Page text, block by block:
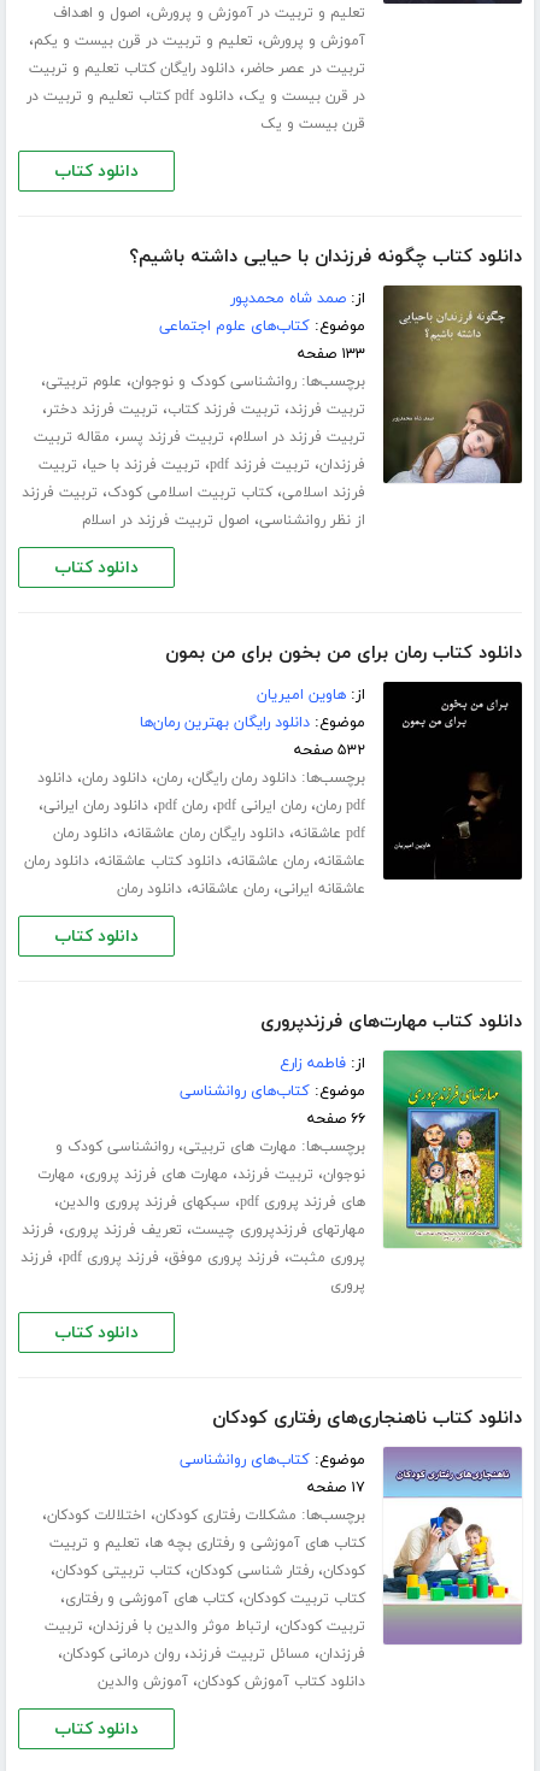
تعلیم و تربیت در آموزش و پرورش، اصول و اهداف
آموزش و پرورش، تعلیم و تربیت در قرن بیست و یکم،
تربیت در عصر حاضر،دانلود رایگان کتاب تعلیم و تربیت
در قرن بیست و یک،
دانلود pdf کتاب تعلیم و تربیت در
قرن بیست و یک
دانلود کتاب
دانلود کتاب چگونه فرزندان با حیایی داشته باشیم؟
از:صمد شاه محمدپور
موضوع:کتاب‌های علوم اجتماعی
۱۳۳ صفحه
برچسب‌ها:روانشناسی کودک و نوجوان، علوم تربیتی،
تربیت فرزند، تربیت فرزند کتاب، تربیت فرزند دختر،
تربیت فرزند در اسلام، تربیت فرزند پسر، مقاله تربیت
فرزندان، تربیت فرزند pdf ، تربیت فرزند با حیا، تربیت
فرزند اسلامی،کتاب تربیت اسلامی کودک، تربیت فرزند
از نظر روانشناسی، اصول تربیت فرزند در اسلام
دانلود کتاب
دانلود کتاب رمان برای من بخون برای من بمون
از:هاوین امیریان
موضوع:دانلود رایگان بهترین رمان‌ها
۵۳۲ صفحه
برچسب‌ها:دانلود رمان رایگان،رمان،دانلود رمان،دانلود
pdf رمان
،رمان ایرانی pdf ،رمان pdf ،دانلود رمان ایرانی،
pdf عاشقانه ،دانلود رایگان رمان عاشقانه،دانلود رمان
عاشقانه،رمان عاشقانه،دانلود کتاب عاشقانه،دانلود رمان
عاشقانه ایرانی،رمان عاشقانه،دانلود رمان
دانلود کتاب
دانلود کتاب مهارت‌های فرزندپروری
از:فاطمه زارع
موضوع:کتاب‌های روانشناسی
۶۶ صفحه
برچسب‌ها: مهارت های تربیتی،روانشناسی کودک و
نوجوان، تربیت فرزند، مهارت های فرزند پروری، مهارت
های فرزند پروری pdf
، سبکهای فرزند پروری والدین،
مهارتهای فرزندپروری چیست، تعریف فرزند پروری، فرزند
پروری مثبت، فرزند پروری موفق، فرزند پروری pdf ، فرزند
پروری
دانلود کتاب
دانلود کتاب ناهنجاری‌های رفتاری کودکان
موضوع:کتاب‌های روانشناسی
۱۷ صفحه
برچسب‌ها: مشکلات رفتاری کودکان، اختلالات کودکان،
کتاب های آموزشی و رفتاری بچه ها، تعلیم و تربیت
کودکان،رفتار شناسی کودکان،کتاب تربیتی کودکان،
کتاب تربیت کودکان،کتاب های آموزشی و رفتاری،
تربیت کودکان، ارتباط موثر والدین با فرزندان، تربیت
فرزندان، مسائل تربیت فرزند،روان درمانی کودکان،
دانلود کتاب آموزش کودکان،آموزش والدین
دانلود کتاب